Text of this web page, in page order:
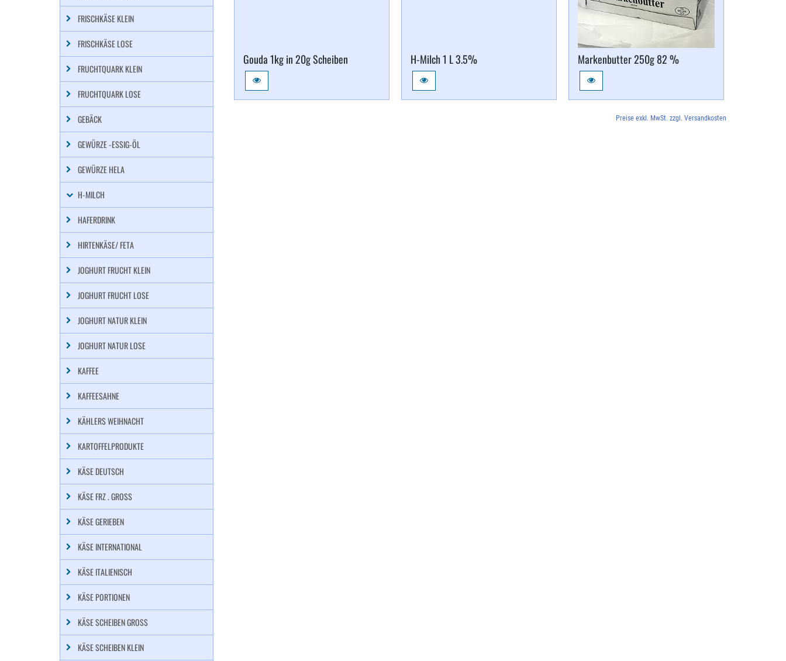
Gouda 1kg in 20g Scheiben H-​Milch 1 L 3.​5% Markenbutter 250g 82 %
Preise exkl. MwSt. zzgl. Versandkosten
FRISCHKÄSE KLEIN
FRISCHKÄSE LOSE
FRUCHTQUARK KLEIN
FRUCHTQUARK LOSE
GEBÄCK
GEWÜRZE -ESSIG-ÖL
GEWÜRZE HELA
H-MILCH
HAFERDRINK
HIRTENKÄSE/ FETA
JOGHURT FRUCHT KLEIN
JOGHURT FRUCHT LOSE
JOGHURT NATUR KLEIN
JOGHURT NATUR LOSE
KAFFEE
KAFFEESAHNE
KÄHLERS WEIHNACHT
KARTOFFELPRODUKTE
KÄSE DEUTSCH
KÄSE FRZ . GROSS
KÄSE GERIEBEN
KÄSE INTERNATIONAL
KÄSE ITALIENISCH
KÄSE PORTIONEN
KÄSE SCHEIBEN GROSS
KÄSE SCHEIBEN KLEIN